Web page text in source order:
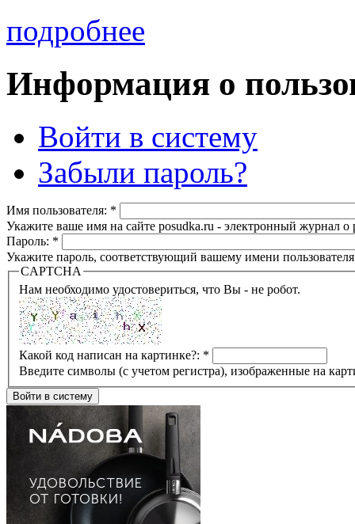
подробнее
Информация о
Войти в систему
Забыли пароль?
Имя пользователя: *
Укажите ваше имя на сайте posudka.ru - электронный журнал
Пароль: *
Укажите пароль, соответствующий вашему имени
CAPTCHA
Нам необходимо удостовериться, что Вы - не робот.
Какой код написан на картинке?: *
Введите символы (с учетом регистра), изображенные на